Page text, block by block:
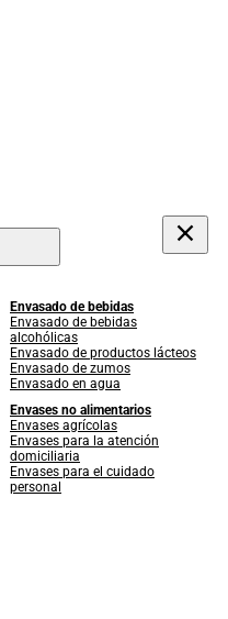
Envasado de bebidas
Envasado de bebidas
alcohólicas
Envasado de productos lácteos
Envasado de zumos
Envasado en agua
Envases no alimentarios
Envases agrícolas
Envases para la atención
domiciliaria
Envases para el cuidado
personal